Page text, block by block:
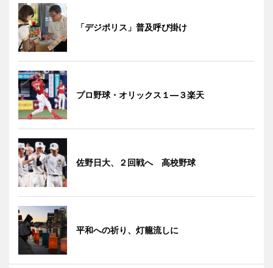
「デジポリス」普及呼び掛け
プロ野球・オリックス１―３楽天
佐野日大、２回戦へ 高校野球
平和への祈り、灯籠流しに